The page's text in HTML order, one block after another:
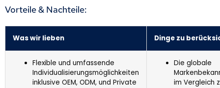
Vorteile & Nachteile:
Was wir lieben Dinge zu
Flexible und umfassende
Individualisierungsmöglichkeiten
inklusive OEM, ODM, und Private
Die globale
im Vergleich